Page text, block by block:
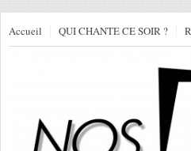
Accueil QUI CHANTE CE SOIR ?